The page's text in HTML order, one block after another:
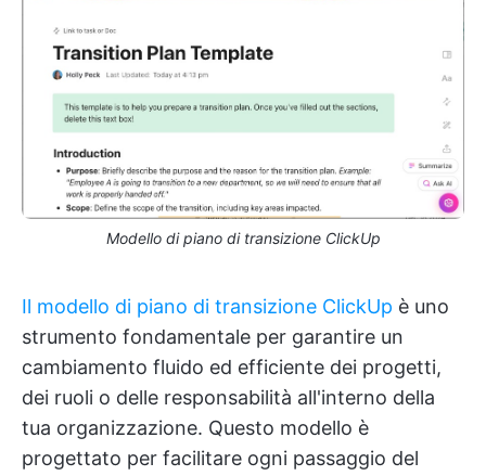
Modello di piano di transizione ClickUp
Il modello di piano di transizione ClickUp è uno
strumento fondamentale per garantire un
cambiamento fluido ed efficiente dei progetti,
dei ruoli o delle responsabilità all'interno della
tua organizzazione. Questo modello è
progettato per facilitare ogni passaggio del